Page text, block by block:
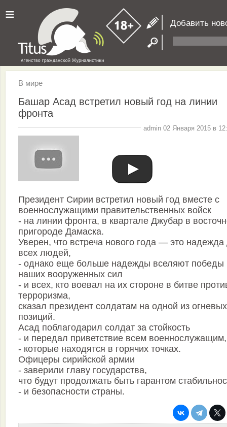
≡ Добавить
В мире
Башар Асад встретил новый год на линии
фронта
admin 02 Января 2015 в
Президент Сирии встретил новый год вместе с
военнослужащими правительственных войск
- на линии фронта, в квартале Джубар в
пригороде Дамаска.
Уверен, что встреча нового года — это
всех людей,
- однако еще больше надежды вселяют победы
наших вооруженных сил
- и всех, кто воевал на их стороне в битве
терроризма,
сказал президент солдатам на одной из огневых
позиций.
Асад поблагодарил солдат за стойкость
- и передал приветствие всем военнослужащим,
- которые находятся в горячих точках.
Офицеры сирийской армии
- заверили главу государства,
что будут продолжать быть гарантом
- и безопасности страны.